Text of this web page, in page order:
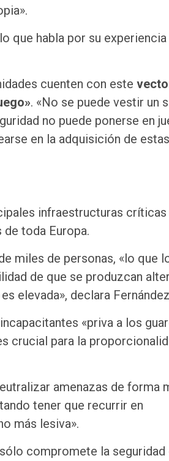
que habla por su experiencia
cuenten con este
. «No se puede vestir un
no puede ponerse en
en la adquisición de estas
infraestructuras críticas
toda Europa.
miles de personas, «lo que
de que se produzcan
elevada», declara
«priva a los
crucial para la
amenazas de forma
tener que recurrir en
más lesiva».
compromete la seguridad